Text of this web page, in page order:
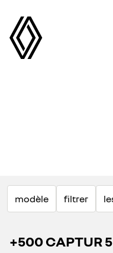
modèle filtrer
+500 CAPTUR